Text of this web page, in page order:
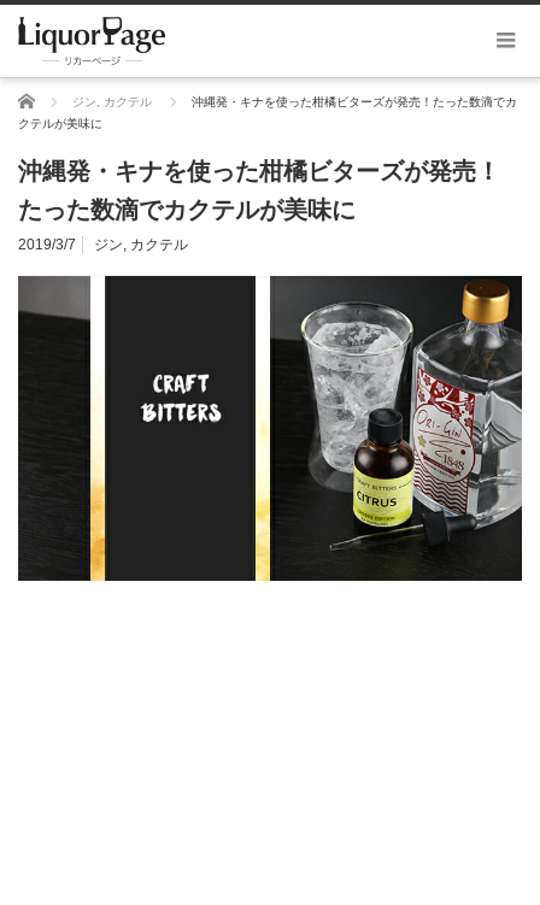
ホーム ジン カクテル
沖縄発・キナを使った柑橘ビターズが発売！たった数滴でカ
クテルが美味に
沖縄発・キナを使った柑橘ビターズが発売！
たった数滴でカクテルが美味に
2019/3/7 ジン, カクテル